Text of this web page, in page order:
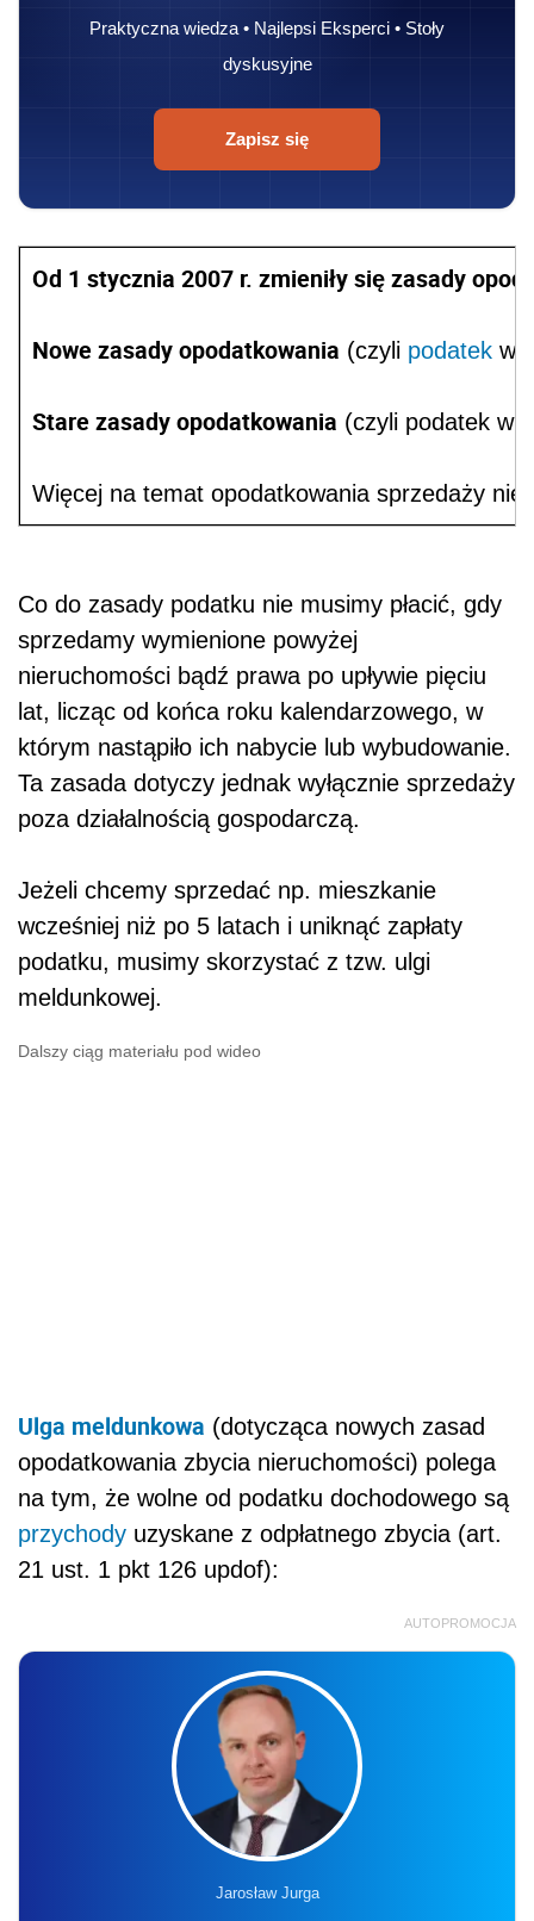
Praktyczna wiedza • Najlepsi Eksperci • Stoły
dyskusyjne
Zapisz się
Od 1 stycznia 2007 r. zmieniły się zasady
Nowe zasady opodatkowania (czyli podatek w
Stare zasady opodatkowania (czyli podatek w
Więcej na temat opodatkowania sprzedaży
Co do zasady podatku nie musimy płacić, gdy
sprzedamy wymienione powyżej
nieruchomości bądź prawa po upływie pięciu
lat, licząc od końca roku kalendarzowego, w
którym nastąpiło ich nabycie lub wybudowanie.
Ta zasada dotyczy jednak wyłącznie sprzedaży
poza działalnością gospodarczą.
Jeżeli chcemy sprzedać np. mieszkanie
wcześniej niż po 5 latach i uniknąć zapłaty
podatku, musimy skorzystać z tzw. ulgi
meldunkowej.
Dalszy ciąg materiału pod wideo
Ulga meldunkowa (dotycząca nowych zasad
opodatkowania zbycia nieruchomości) polega
na tym, że wolne od podatku dochodowego są
przychody uzyskane z odpłatnego zbycia (art.
21 ust. 1 pkt 126 updof):
AUTOPROMOCJA
Jarosław Jurga